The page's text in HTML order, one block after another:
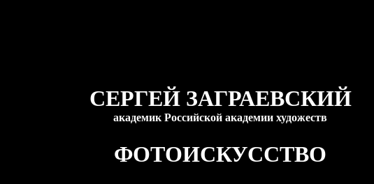
СЕРГЕЙ ЗАГРАЕВСКИЙ
академик Российской академии художеств
ФОТОИСКУССТВО